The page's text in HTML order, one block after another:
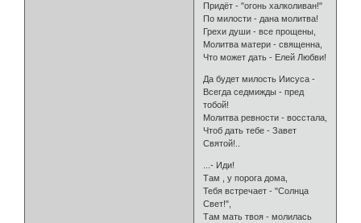
Придёт - "огонь халколиван!"
По милости - дана молитва!
Грехи души - все прощены,
Молитва матери - священна,
Что может дать - Елей Любви!
Да будет милость Иисуса -
Всегда седмижды - пред
тобой!
Молитва ревности - восстала,
Чтоб дать тебе - Завет
Святой!..
...- Иди!
Там , у порога дома,
Тебя встречает - "Солнца
Свет!",
Там мать твоя - молилась